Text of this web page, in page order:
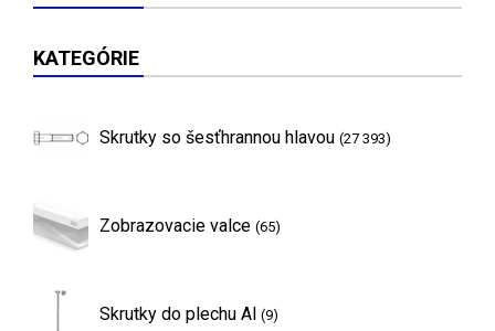
KATEGÓRIE
Skrutky so šesťhrannou hlavou (27 393)
Zobrazovacie valce (65)
Skrutky do plechu Al (9)